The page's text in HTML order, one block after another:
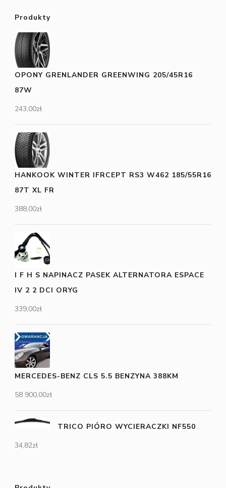
Produkty
OPONY GRENLANDER GREENWING 205/45R16
87W
243,00zł
HANKOOK WINTER IFRCEPT RS3 W462 185/55R16
87T XL FR
388,00zł
I F H S NAPINACZ PASEK ALTERNATORA ESPACE
IV 2 2 DCI ORYG
339,00zł
MERCEDES-BENZ CLS 5.5 BENZYNA 388KM
58 900,00zł
TRICO PIÓRO WYCIERACZKI NF550
34,82zł